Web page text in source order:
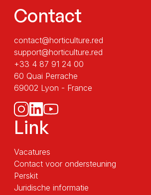
Contact
contact@horticulture.red
support@horticulture.red
+33 4 87 91 24 00
60 Quai Perrache
69002 Lyon - France
Link
Vacatures
Contact voor ondersteuning
Perskit
Juridische informatie